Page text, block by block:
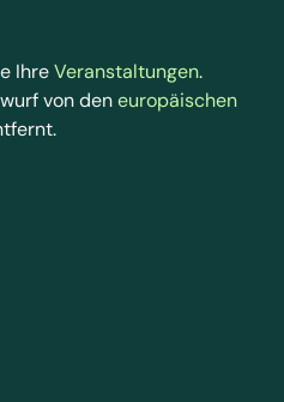
IhreVeranstaltungen.
von deneuropäischen